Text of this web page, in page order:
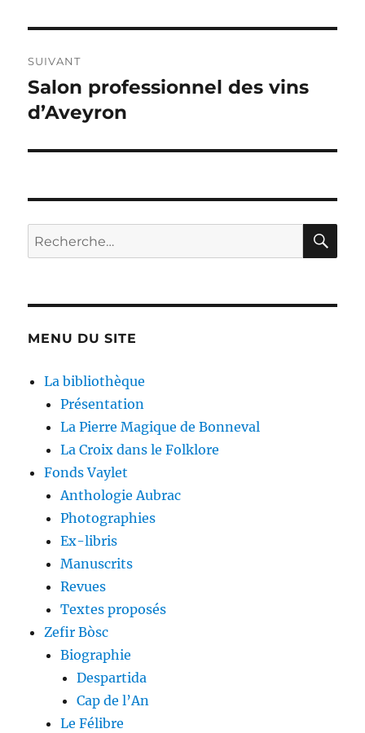
SUIVANT
Publication
suivante :
Salon professionnel des vins
d’Aveyron
Recherche
pour :
MENU DU SITE
La bibliothèque
Présentation
La Pierre Magique de Bonneval
La Croix dans le Folklore
Fonds Vaylet
Anthologie Aubrac
Photographies
Ex-libris
Manuscrits
Revues
Textes proposés
Zefir Bòsc
Biographie
Despartida
Cap de l’An
Le Félibre